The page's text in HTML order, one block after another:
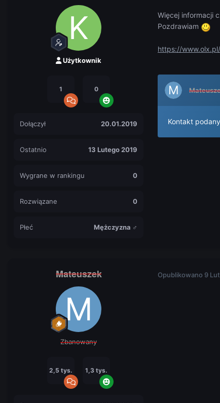
Użytkownik
1 0
Dołączył 20.01.2019
Ostatnio 13 Lutego 2019
Wygrane w rankingu 0
Rozwiązane 0
Płeć Mężczyzna ♂
Więcej informacji
Pozdrawiam
https://
Kontakt
Mateuszek
Zbanowany
2,5 tys. 1,3 tys.
Opublikowano 9